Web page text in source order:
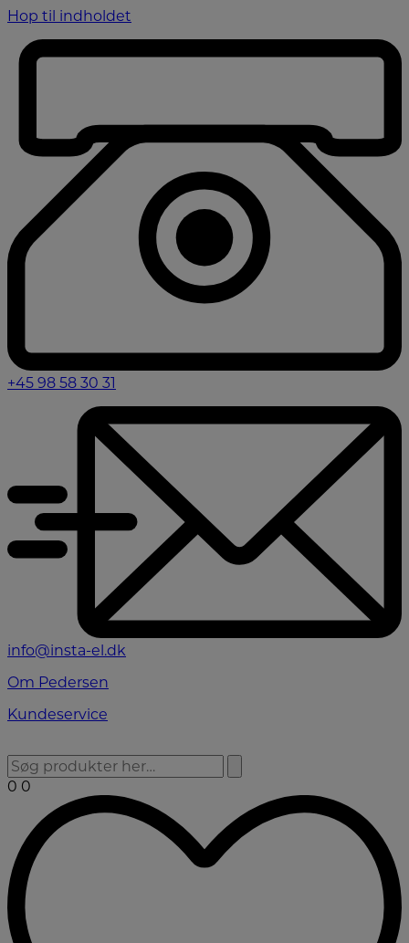
Hop til indholdet
+45 98 58 30 31
info@insta-el.dk
Om Pedersen
Kundeservice
0 0